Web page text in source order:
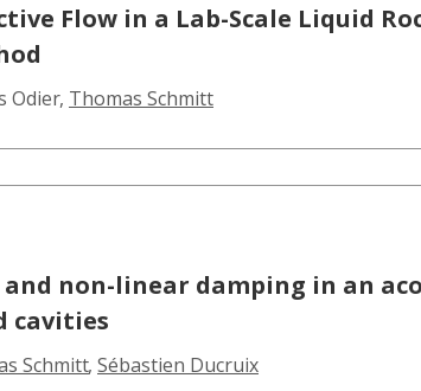
Flow in a Lab-Scale Liquid
Odier, Thomas Schmitt
non-linear damping in an
cavities
Schmitt, Sébastien Ducruix